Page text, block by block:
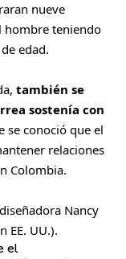
nueve
hombre teniendo
edad.
también se
sostenía con
se conoció que el
relaciones
Colombia.
Nancy
EE. UU.).
el